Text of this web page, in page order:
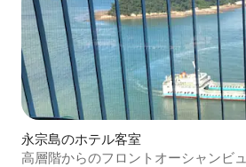
永宗島のホテル客室
高層階からのフロントオーシャンビ